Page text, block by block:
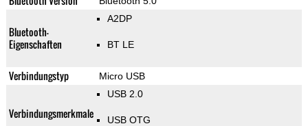
Bluetooth-
Eigenschaften
A2DP
BT LE
Verbindungstyp Micro USB
Verbindungsmerkmale
USB 2.0
USB OTG